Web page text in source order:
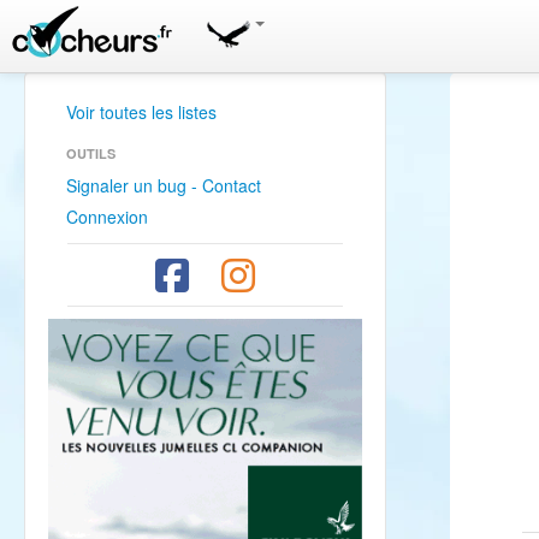
Voir toutes les listes
OUTILS
Signaler un bug - Contact
Connexion